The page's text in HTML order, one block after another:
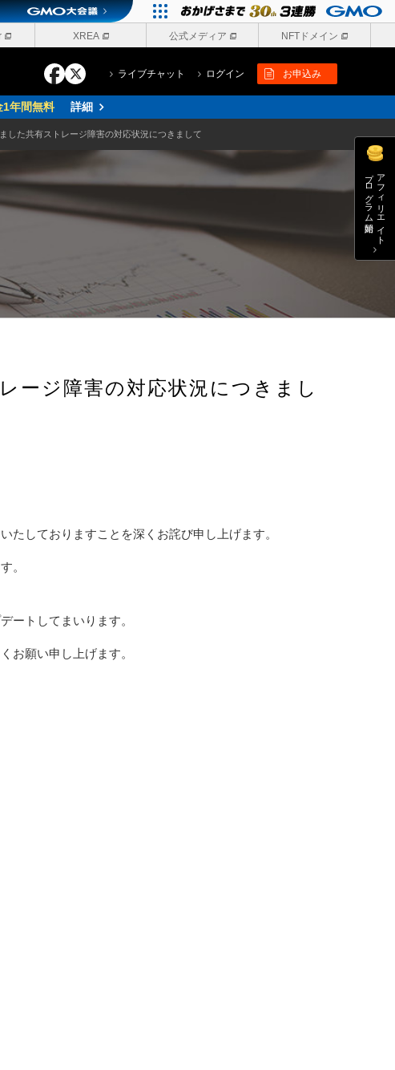
XREA 公式メディア NFTドメイン
ライブチャット ログイン お申込み
アフィリエイト
プログラム開始
1年間無料 詳細
した共有ストレージ障害の対応状況につきまして
ージ障害の対応状況につきまし
たしておりますことを深くお詫び申し上げます。
。
ートしてまいります。
お願い申し上げます。